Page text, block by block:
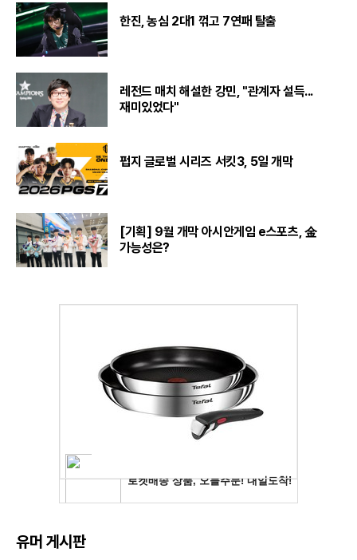
한진, 농심 2대1 꺾고 7연패 탈출
레전드 매치 해설한 강민, "관계자 설득...
재미있었다"
펍지 글로벌 시리즈 서킷3, 5일 개막
[기획] 9월 개막 아시안게임 e스포츠, 金
가능성은?
유머 게시판